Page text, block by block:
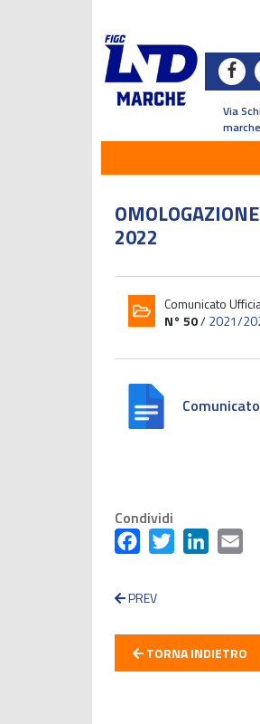
Via
2022
Comunicato
N° 50/2021/
Condividi
FacebookTwitter LinkedIn
PREV
TORNA INDIETRO